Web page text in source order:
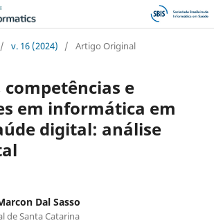
/ v. 16 (2024) / Artigo Original
e
em informática em
digital: análise
Dal Sasso
de Santa Catarina